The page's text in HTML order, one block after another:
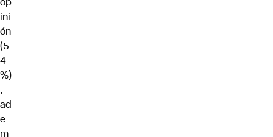
ini
ón
(5
4
%)
,
ad
e
m